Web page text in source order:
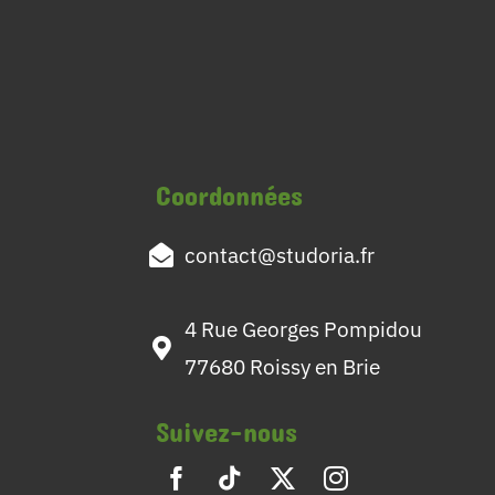
Coordonnées
contact@studoria.fr
4 Rue Georges Pompidou
77680 Roissy en Brie
Suivez-nous